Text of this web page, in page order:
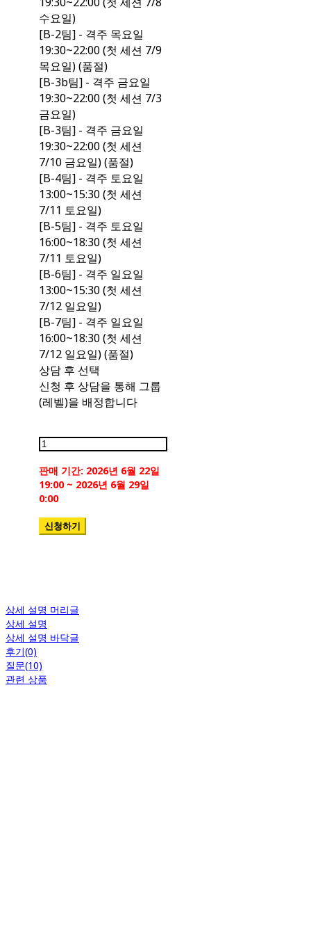
수요일)
[B-2팀] - 격주 목요일
19:30~22:00 (첫 세션 7/9
목요일) (품절)
[B-3b팀] - 격주 금요일
19:30~22:00 (첫 세션 7/3
금요일)
[B-3팀] - 격주 금요일
19:30~22:00 (첫 세션
7/10 금요일) (품절)
[B-4팀] - 격주 토요일
13:00~15:30 (첫 세션
7/11 토요일)
[B-5팀] - 격주 토요일
16:00~18:30 (첫 세션
7/11 토요일)
[B-6팀] - 격주 일요일
13:00~15:30 (첫 세션
7/12 일요일)
[B-7팀] - 격주 일요일
16:00~18:30 (첫 세션
7/12 일요일) (품절)
상담 후 선택
신청 후 상담을 통해 그룹
(레벨)을 배정합니다
판매 기간: 2026년 6월 22일
19:00 ~ 2026년 6월 29일
0:00
상세 설명 머리글
상세 설명
상세 설명 바닥글
후기(0)
질문(10)
관련 상품